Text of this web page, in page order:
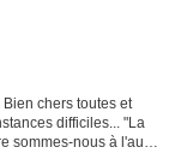
chers toutes et
difficiles... "La
sommes-nous à l'aube